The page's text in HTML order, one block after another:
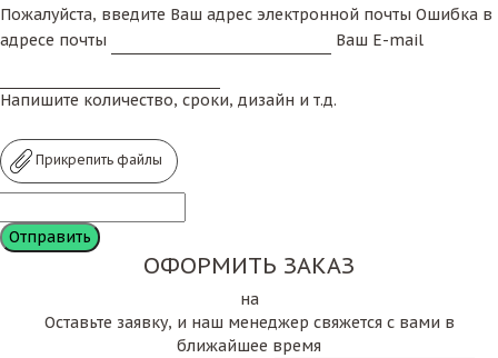
Пожалуйста, введите Ваш адрес электронной почты Ошибка в
адресе почты
Ваш E-mail
Напишите количество, сроки, дизайн и т.д.
Прикрепить файлы
ОФОРМИТЬ ЗАКАЗ
на
Оставьте заявку, и наш менеджер свяжется с вами в
ближайшее время